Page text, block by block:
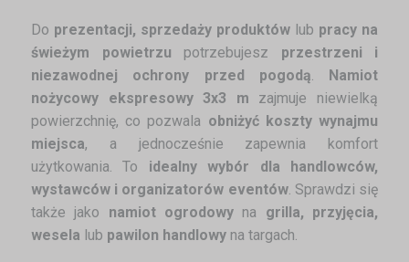
Do prezentacji, sprzedaży produktów lub pracy na
świeżym powietrzu potrzebujesz przestrzeni i
niezawodnej ochrony przed pogodą. Namiot
nożycowy ekspresowy 3x3 m zajmuje niewielką
powierzchnię, co pozwala obniżyć koszty wynajmu
miejsca, a jednocześnie zapewnia komfort
użytkowania. To idealny wybór dla handlowców,
wystawców i organizatorów eventów. Sprawdzi się
także jako namiot ogrodowy na grilla, przyjęcia,
wesela lub pawilon handlowy na targach.